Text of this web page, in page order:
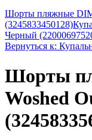
Шорты пляжные
(3245833450128)
Черный
Вернуться к:
Шорты
Woshed